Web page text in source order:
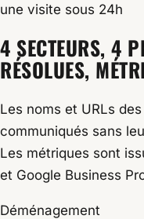
une visite sous 24h
4 SECTEURS, 4
RÉSOLUES,
Les noms et URLs
communiqués sans
Les métriques sont
et Google Business
Déménagement